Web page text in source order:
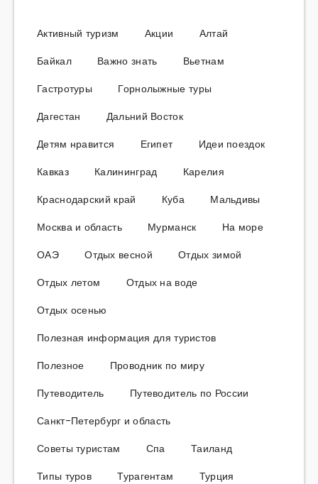
Активный туризм Акции
Алтай
Байкал
Важно знать
Вьетнам
Гастротуры
Горнолыжные туры
Дагестан
Дальний Восток
Детям нравится
Египет
Идеи поездок
Кавказ
Калининград
Карелия
Краснодарский край
Куба
Мальдивы
Москва и область
Мурманск
На море
ОАЭ
Отдых весной
Отдых зимой
Отдых летом
Отдых на воде
Отдых осенью
Полезная информация для туристов
Полезное
Проводник по миру
Путеводитель
Путеводитель по России
Санкт-Петербург и область
Советы туристам
Спа
Таиланд
Типы туров
Турагентам Турция